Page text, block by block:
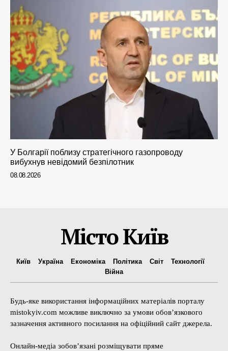
У Болгарії поблизу стратегічного газопроводу
вибухнув невідомий безпілотник
08.08.2026
Місто Київ
Київ Україна Економіка Політика Світ
Технології
Війна
Будь-яке використання інформаційних матеріалів порталу
mistokyiv.com можливе виключно за умови обов’язкового
зазначення активного посилання на офіційний сайт джерела.
Онлайн-медіа зобов’язані розміщувати пряме